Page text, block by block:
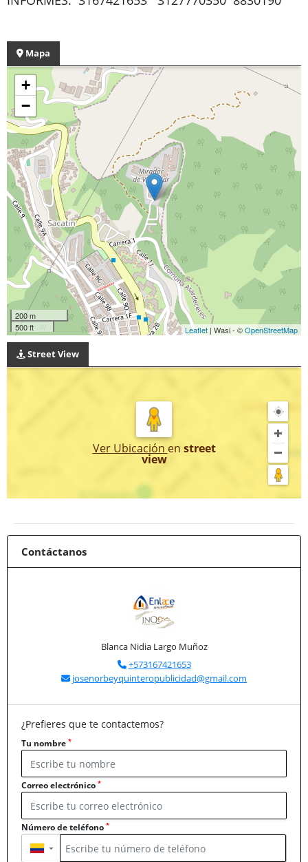
Mapa
+
−
200 m
500 ft
Leaflet | Wasi - ©OpenStreetMap
Street View
Ver Ubicación en street
view
Contáctanos
Blanca Nidia Largo Muñoz
+573167421653
josenorbeyquinteropublicidad@gmail.com
¿Prefieres que te contactemos?
Tu nombre *
Correo electrónico *
Número de teléfono *
▼